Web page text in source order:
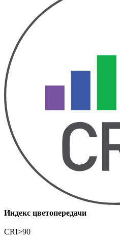
Индекс цветопередачи
CRI>90